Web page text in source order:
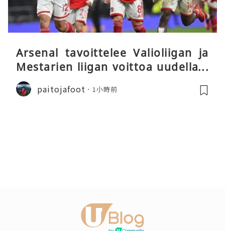
Arsenal tavoittelee Valioliigan ja
Mestarien liigan voittoa uudella k
audella
paitojafoot 1小時前